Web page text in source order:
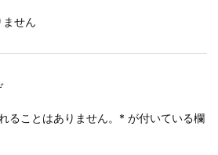
ません
ることはありません。 * が付いている欄